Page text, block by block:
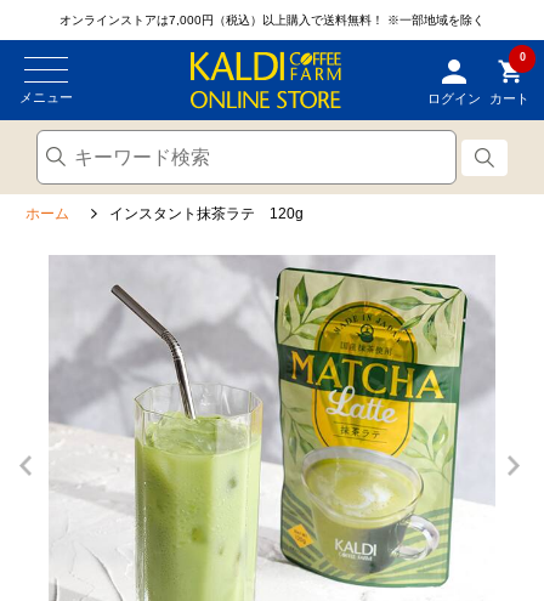
オンラインストアは7,000円（税込）以上購入で送料無料！ ※一部地域を除く
メニュー ログイン
0
カート
ホーム インスタント抹茶ラテ 120g